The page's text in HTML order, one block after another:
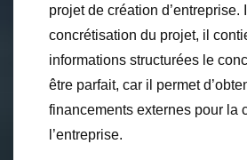
projet de création d’entreprise.
concrétisation du projet, il
informations structurées le
être parfait, car il permet
financements externes pour la
l’entreprise.